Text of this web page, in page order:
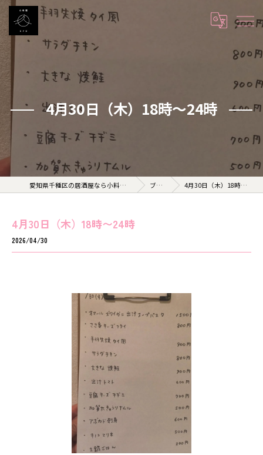
4月30日（木）18時〜24時
愛知県千種区の居酒屋なら小料理 久 KYU ブログ 4月30日（木）18時〜24時
4月30日（木）18時〜24時
2026/04/30